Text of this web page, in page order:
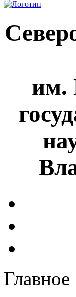
им.
Главное